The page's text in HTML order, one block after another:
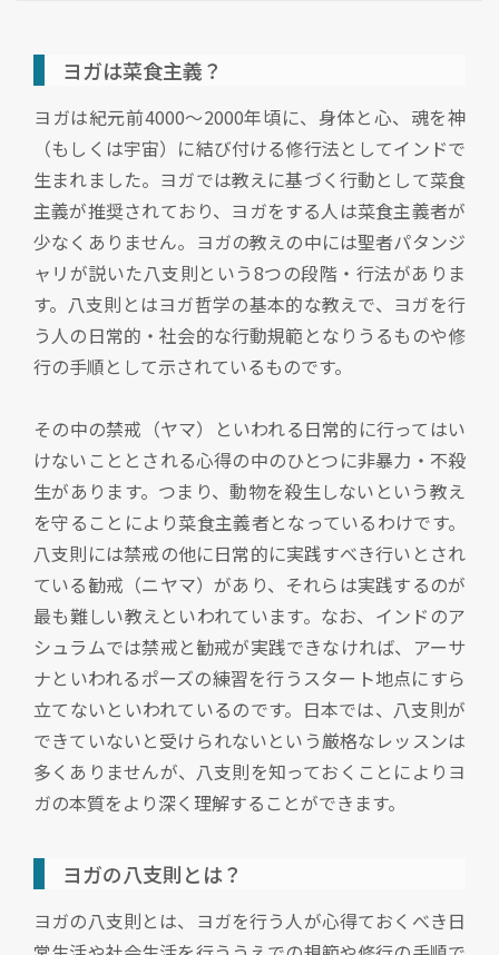
ヨガは菜食主義？
ヨガは紀元前4000～2000年頃に、身体と心、魂を神
（もしくは宇宙）に結び付ける修行法としてインドで
生まれました。ヨガでは教えに基づく行動として菜食
主義が推奨されており、ヨガをする人は菜食主義者が
少なくありません。ヨガの教えの中には聖者パタンジ
ャリが説いた八支則という8つの段階・行法がありま
す。八支則とはヨガ哲学の基本的な教えで、ヨガを行
う人の日常的・社会的な行動規範となりうるものや修
行の手順として示されているものです。
その中の禁戒（ヤマ）といわれる日常的に行ってはい
けないこととされる心得の中のひとつに非暴力・不殺
生があります。つまり、動物を殺生しないという教え
を守ることにより菜食主義者となっているわけです。
八支則には禁戒の他に日常的に実践すべき行いとされ
ている勧戒（ニヤマ）があり、それらは実践するのが
最も難しい教えといわれています。なお、インドのア
シュラムでは禁戒と勧戒が実践できなければ、アーサ
ナといわれるポーズの練習を行うスタート地点にすら
立てないといわれているのです。日本では、八支則が
できていないと受けられないという厳格なレッスンは
多くありませんが、八支則を知っておくことによりヨ
ガの本質をより深く理解することができます。
ヨガの八支則とは？
ヨガの八支則とは、ヨガを行う人が心得ておくべき日